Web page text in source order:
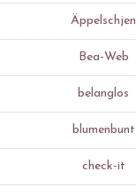
Äppelschjen
Bea-Web
belanglos
blumenbunt
check-it